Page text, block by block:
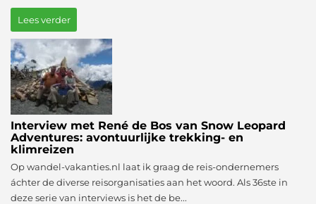
Lees verder
Interview met René de Bos van Snow Leopard
Adventures: avontuurlijke trekking- en
klimreizen
Op wandel-vakanties.nl laat ik graag de reis-ondernemers
áchter de diverse reisorganisaties aan het woord. Als 36ste in
deze serie van interviews is het de be...